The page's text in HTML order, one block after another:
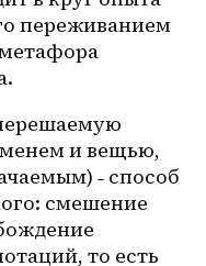
переживанием
и вещью,
˗ способ
смешение
то есть